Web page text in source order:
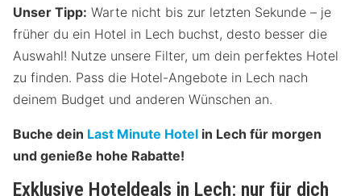
Unser Tipp: Warte nicht bis zur letzten Sekunde – je
früher du ein Hotel in Lech buchst, desto besser die
Auswahl! Nutze unsere Filter, um dein perfektes Hotel
zu finden. Pass die Hotel-Angebote in Lech nach
deinem Budget und anderen Wünschen an.
Buche dein Last Minute Hotel in Lech für morgen
und genieße hohe Rabatte!
Exklusive Hoteldeals in Lech: nur für dich